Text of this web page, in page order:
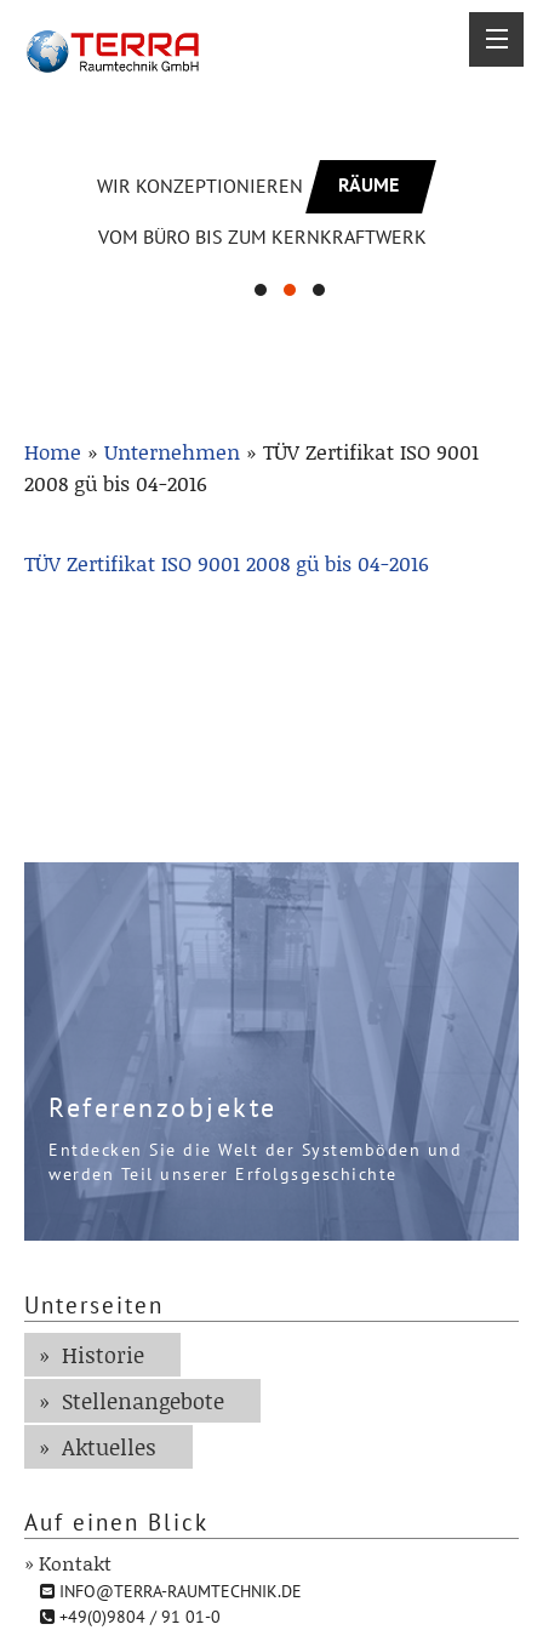
WIR KONZEPTIONIEREN RÄUME
VOM BÜRO BIS ZUM KERNKRAFTWERK
Home » Unternehmen » TÜV Zertifikat ISO 9001
2008 gü bis 04-2016
TÜV Zertifikat ISO 9001 2008 gü bis 04-2016
Referenzobjekte
Entdecken Sie die Welt der Systemböden und
werden Teil unserer Erfolgsgeschichte
Unterseiten
Historie
Stellenangebote
Aktuelles
Auf einen Blick
» Kontakt
INFO@TERRA-RAUMTECHNIK.DE
+49(0)9804 / 91 01-0